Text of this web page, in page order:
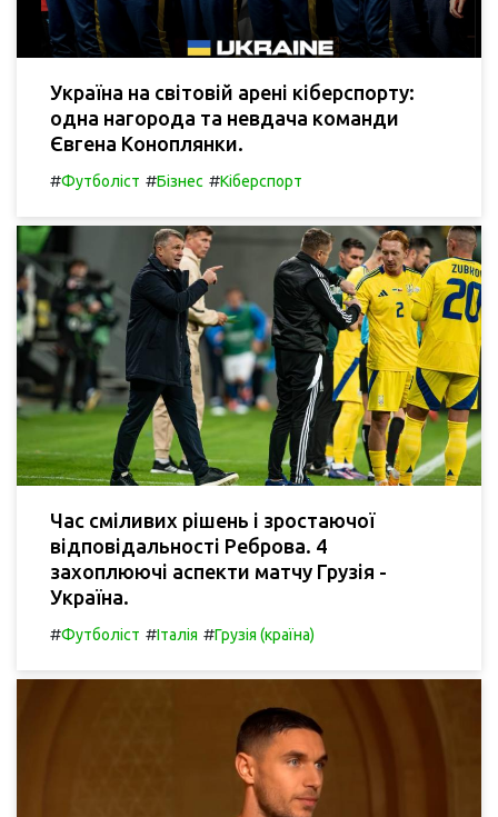
Україна на світовій арені кіберспорту:
одна нагорода та невдача команди
Євгена Коноплянки.
#Футболіст #Бізнес #Кіберспорт
Час сміливих рішень і зростаючої
відповідальності Реброва. 4
захоплюючі аспекти матчу Грузія -
Україна.
#Футболіст #Італія #Грузія (країна)